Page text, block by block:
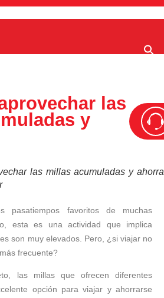
las
y
las millas acumuladas y
favoritos de muchas
esta es una actividad que implica
son muy elevados. Pero, ¿si viajar no
frecuente?
las millas que ofrecen diferentes
opción para viajar y ahorrarse